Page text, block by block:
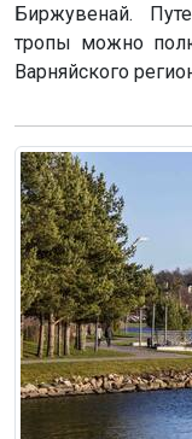
Биржувенай.
тропы можно
Варняйского